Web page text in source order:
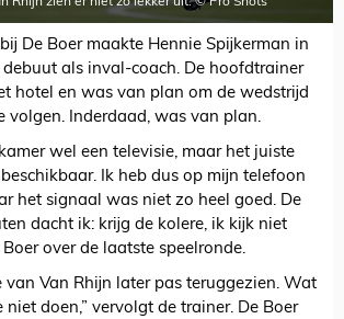
De Boer maakte Hennie Spijkerman in
als inval-coach. De hoofdtrainer
hotel en was van plan om de wedstrijd
volgen. Inderdaad, was van plan.
wel een televisie, maar het juiste
Ik heb dus op mijn telefoon
het signaal was niet zo heel goed. De
dacht ik: krijg de kolere, ik kijk niet
Boer over de laatste speelronde.
van Van Rhijn later pas teruggezien. Wat
niet doen,” vervolgt de trainer. De Boer